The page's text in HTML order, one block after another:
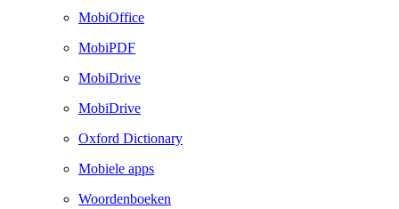
MobiOffice
MobiPDF
MobiDrive
MobiDrive
Oxford Dictionary
Mobiele apps
Woordenboeken